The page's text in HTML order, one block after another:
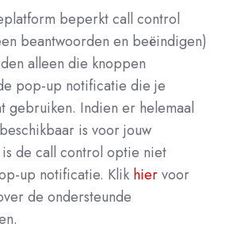
beperkt call control
beantwoorden en beëindigen)
alleen die knoppen
pop-up notificatie die je
gebruiken. Indien er helemaal
is voor jouw
de call control optie niet
up notificatie. Klik hiervoor
de ondersteunde